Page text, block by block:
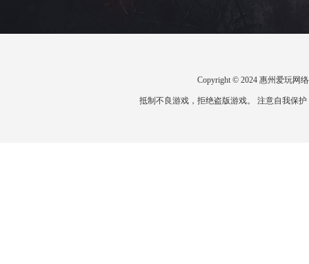
Copyright © 2024 惠州爱玩网
抵制不良游戏，拒绝盗版游戏。 注意自我保